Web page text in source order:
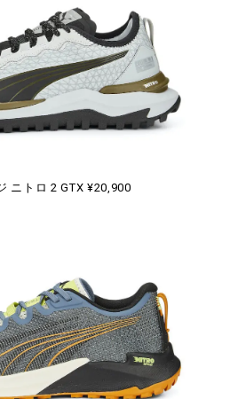
ニトロ 2 GTX ¥20,900